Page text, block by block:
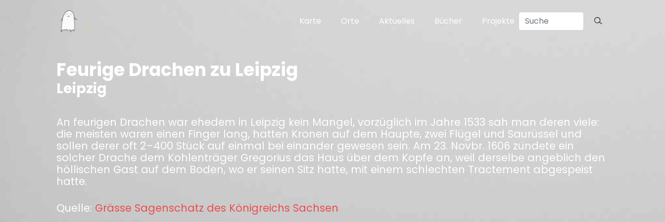
Karte Orte Aktuelles Bücher Projekte
Feurige Drachen zu Leipzig
Leipzig
An feurigen Drachen war ehedem in Leipzig kein Mangel, vorzüglich im Jahre 1533 sah man deren viele:
die meisten waren einen Finger lang, hatten Kronen auf dem Haupte, zwei Flügel und Saurüssel und
sollen derer oft 2–400 Stück auf einmal bei einander gewesen sein. Am 23. Novbr. 1606 zündete ein
solcher Drache dem Kohlenträger Gregorius das Haus über dem Kopfe an, weil derselbe angeblich den
höllischen Gast auf dem Boden, wo er seinen Sitz hatte, mit einem schlechten Tractement abgespeist
hatte.
Quelle: Grässe Sagenschatz des Königreichs Sachsen